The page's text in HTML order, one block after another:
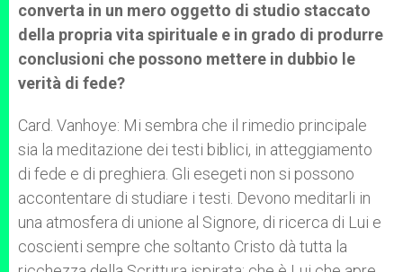
converta in un mero oggetto di studio staccato
della propria vita spirituale e in grado di produrre
conclusioni che possono mettere in dubbio le
verità di fede?
Card. Vanhoye: Mi sembra che il rimedio principale
sia la meditazione dei testi biblici, in atteggiamento
di fede e di preghiera. Gli esegeti non si possono
accontentare di studiare i testi. Devono meditarli in
una atmosfera di unione al Signore, di ricerca di Lui e
coscienti sempre che soltanto Cristo dà tutta la